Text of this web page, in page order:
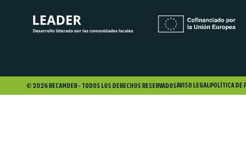
© 2026 RECAMDER - TODOS LOS DERECHOS RESERVADOSAVISO LEGALPOLÍTICA DE